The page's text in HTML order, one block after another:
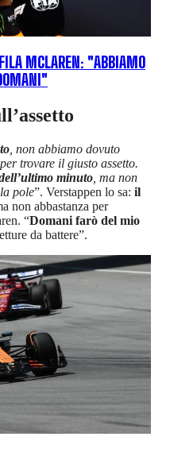
MCLAREN: "ABBIAMO
, non abbiamo dovuto
trovare il giusto assetto.
minuto , ma non
pole”. Verstappen lo sa: il
non abbastanza per
“Domani farò del mio
da battere”.